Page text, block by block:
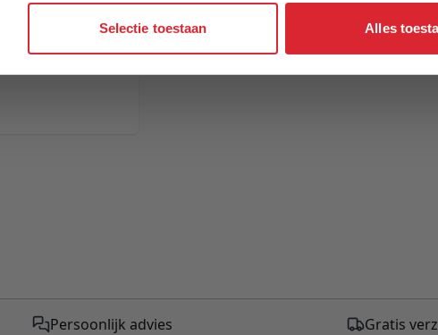
Selectie toestaan Alles
Persoonlijk advies Gratis